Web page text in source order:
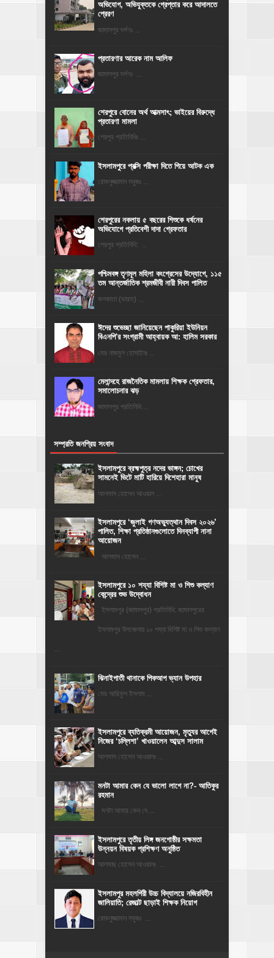
অভিযোগ, অভিযুক্তকে গ্রেপ্তার করে আদালতে
প্রেরণ
জামালপুর দর্পণঃ ...
প্রতারণার আরেক নাম আলিফ
জামালপুর দর্পণঃ ...
শেরপুরে বোনের অর্থ আত্মসাৎ; ভাইয়ের বিরুদ্ধে
প্রতারণা মামলা
শেরপুর প্রতিনিধিঃ ...
ইসলামপুরে প্রক্সি পরীক্ষা দিতে গিয়ে আটক এক
রোকনুজ্জামান সবুজঃ ...
শেরপুরের নকলায় ৫ বছরের শিশুকে ধর্ষনের
অভিযোগে প্রতিবেশী দাদা গ্রেফতার
শেরপুর প্রতিনিধি: ...
পশ্চিমবঙ্গ তৃণমূল মহিলা কংগ্রেসের উদ্যোগে, ১১৫
তম আন্তর্জাতিক শ্রমজীবী নারী দিবস পালিত
কলকাতা (ভারত) ...
ঈদের শুভেচ্ছা জানিয়েছেন পাকুরিয়া ইউনিয়ন
বিএনপি'র সংগ্রামী আহ্বায়ক আ: হালিম সরকার
মোঃ নাজমুল হোসাইনঃ ...
মেলান্দহে রাজনৈতিক মামলায় শিক্ষক গ্রেফতার,
সমালোচনার ঝড়
জামালপুর প্রতিনিধি ...
সম্প্রতি জনপ্রিয় সংবাদ
ইসলামপুরে ব্রহ্মপুত্র নদের ভাঙ্গন; চোখের
সামনেই ভিটে মাটি হারিয়ে দিশেহারা মানুষ
আলমাস হোসেন আওয়াল ...
‎ইসলামপুরে ‘জুলাই গণঅভ্যুত্থান দিবস ২০২৬’
পালিত, শিক্ষা প্রতিষ্ঠানগুলোতে দিনব্যাপী নানা
আয়োজন
‎​আলমাস হোসেন ...
ইসলামপুরে ১০ শয্যা বিশিষ্ট মা ও শিশু কল্যাণ
কেন্দ্রের শুভ উদ্বোধন
ইসলামপুর (জামালপুর) প্রতিনিধি: জামালপুরের
ইসলামপুর উপজেলায় ১০ শয্যা বিশিষ্ট মা ও শিশু কল্যাণ
...
ঝিনাইগাতী থানাকে পিকআপ ভ্যান উপহার
মোঃ আরিফুল ইসলাম ...
‎ইসলামপুরে ব্যতিক্রমী আয়োজন, মৃত্যুর আগেই
নিজের ‘চল্লিশা’ খাওয়ালেন আব্দুস সালাম
আলমাস হোসেন আওয়ালঃ ...
মনটা আমার কেন যে ভালো লাগে না?- আতিকুর
রহমান
মনটা আমার কেন যে ...
ইসলামপুরে তৃতীয় লিঙ্গ জনগোষ্ঠীর সক্ষমতা
উন্নয়ন বিষয়ক প্রশিক্ষণ অনুষ্ঠিত
আলমাছ হোসেন আওয়ালঃ ...
​ইসলামপুর মহলগিরী উচ্চ বিদ্যালয়ে নজিরবিহীন
জালিয়াতি; রেজাল্ট ছাড়াই শিক্ষক নিয়োগ
রোকনুজ্জামান সবুজঃ ...